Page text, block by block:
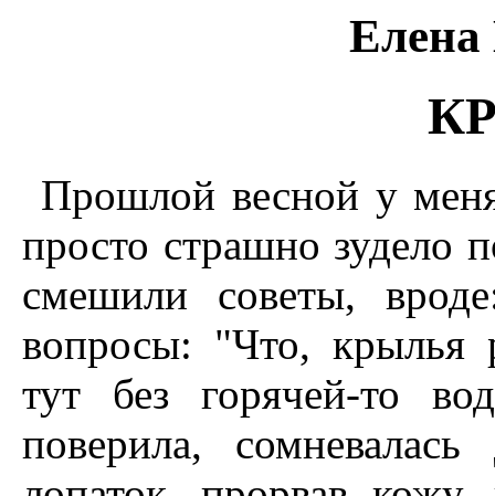
Елена
Прошлой весной у
просто страшно зудело
смешили советы,
вопросы: "Что, крылья
тут без горячей-то
поверила,